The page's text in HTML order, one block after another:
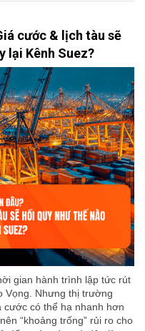
cước & lịch tàu sẽ
lại Kênh Suez?
gian hành trình lập tức rút
Vọng. Nhưng thị trường
cước có thể hạ nhanh hơn
“khoảng trống” rủi ro cho